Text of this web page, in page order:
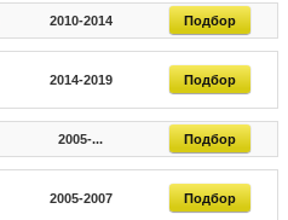
2010-2014 Подбор
2014-2019 Подбор
2005-... Подбор
2005-2007 Подбор